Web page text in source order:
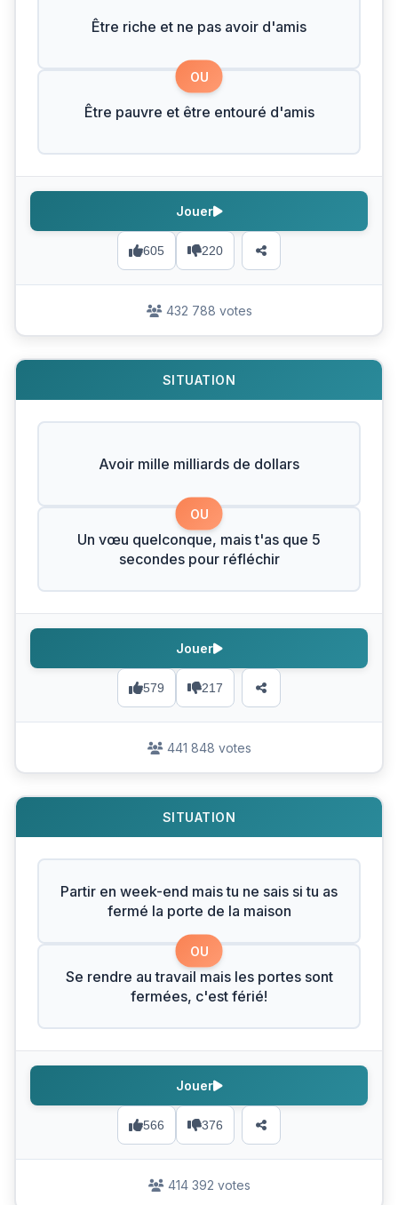
Être riche et ne pas avoir d'amis
OU
Être pauvre et être entouré d'amis
605 220
Jouer
432 788 votes
SITUATION
Avoir mille milliards de dollars
OU
Un vœu quelconque, mais t'as que 5
secondes pour réfléchir
579 217
Jouer
441 848 votes
SITUATION
Partir en week-end mais tu ne sais si tu as
fermé la porte de la maison
OU
Se rendre au travail mais les portes sont
fermées, c'est férié!
566 376
Jouer
414 392 votes